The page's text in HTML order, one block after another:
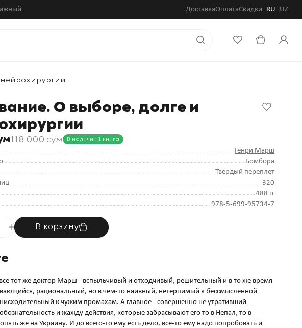
ДоставкаОплатаСкидки RU UZ
О выборе, долге и
118 000 сум В наличии 1 книга
Генри Марш
Бомбора
Твердый переплет
320
488 гг
978-5-699-95734-7
В корзину
тот же доктор Марш - вспыльчивый и отходчивый, решительный и в то же время
рациональный, но в чем-то наивный, нетерпимый к бессмысленной
к чужим промахам. А главное - совершенно не утративший
и жажду действия, которые забрасывают его то в Непал, то в
же на Украину. И до всего-то ему есть дело, все-то ему надо попробовать и